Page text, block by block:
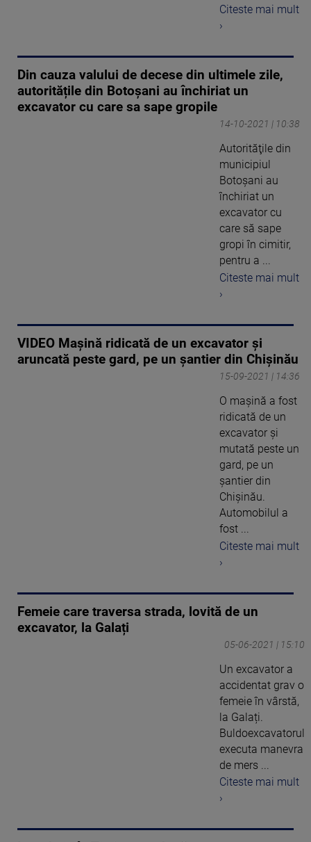
Citeste mai mult
›
Din cauza valului de decese din ultimele zile,
autoritățile din Botoșani au închiriat un
excavator cu care sa sape gropile
14-10-2021 | 10:38
Autorităţile din
municipiul
Botoşani au
închiriat un
excavator cu
care să sape
gropi în cimitir,
pentru a ...
Citeste mai mult
›
VIDEO Mașină ridicată de un excavator și
aruncată peste gard, pe un șantier din Chișinău
15-09-2021 | 14:36
O mașină a fost
ridicată de un
excavator și
mutată peste un
gard, pe un
șantier din
Chișinău.
Automobilul a
fost ...
Citeste mai mult
›
Femeie care traversa strada, lovită de un
excavator, la Galați
05-06-2021 | 15:10
Un excavator a
accidentat grav o
femeie în vârstă,
la Galați.
Buldoexcavatorul
executa manevra
de mers ...
Citeste mai mult
›